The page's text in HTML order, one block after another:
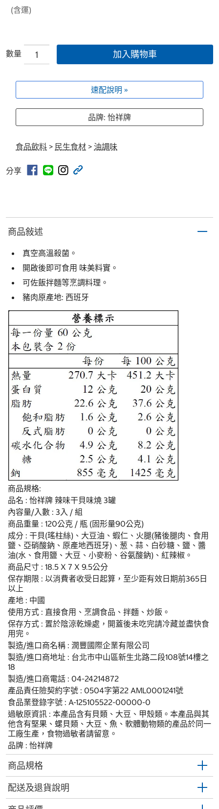
(含運)
數量 加入購物車
速配說明 »
品牌: 怡祥牌
食品飲料 > 民生食材 > 油調味
分享
商品敍述
真空高溫殺菌。
開啟後即可食用 味美料實。
可佐飯拌麵等烹調料理。
豬肉原產地: 西班牙
商品規格:
品名 : 怡祥牌 辣味干貝味燒 3罐
內容量/入數 : 3入 / 組
商品重量 : 120公克 / 瓶 (固形量90公克)
成分 : 干貝(瑤柱絲)、大豆油、蝦仁、火腿(豬後腿肉、食用
鹽、亞硝酸鈉、原產地西班牙)、葱、蒜、白砂糖、鹽、醬
油(水、食用鹽、大豆、小麥粉、谷氨酸鈉)、紅辣椒。
商品尺寸 : 18.5 X 7 X 9.5公分
保存期限 : 以消費者收受日起算，至少距有效日期前365日
以上
產地 : 中國
使用方式 : 直接食用、烹調食品、拌麵、炒飯。
保存方式 : 置於陰涼乾燥處，開蓋後未吃完請冷藏並盡快食
用完。
製造/進口商名稱 : 潤豐國際企業有限公司
製造/進口商地址 : 台北市中山區新生北路二段108號14樓之
18
製造/進口商電話 : 04-24214872
產品責任險契約字號 : 0504字第22 AML0001241號
食品業登錄字號 : A-125105522-00000-0
過敏原資訊 : 本產品含有貝類、大豆、甲殼類。本產品與其
他含有堅果、螺貝類、大豆、魚、軟體動物類的產品於同一
工廠生產，食物過敏者請留意。
品牌 : 怡祥牌
商品規格
配送及退貨說明